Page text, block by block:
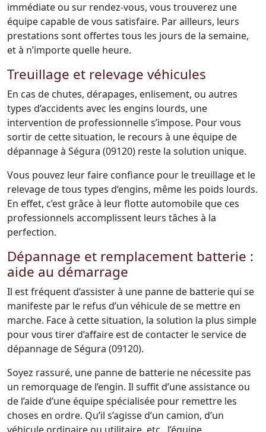
immédiate ou sur rendez-vous, vous trouverez une
équipe capable de vous satisfaire. Par ailleurs, leurs
prestations sont offertes tous les jours de la semaine,
et à n’importe quelle heure.
Treuillage et relevage véhicules
En cas de chutes, dérapages, enlisement, ou autres
types d’accidents avec les engins lourds, une
intervention de professionnelle s’impose. Pour vous
sortir de cette situation, le recours à une équipe de
dépannage à Ségura (09120) reste la solution unique.
Vous pouvez leur faire confiance pour le treuillage et le
relevage de tous types d’engins, même les poids lourds.
En effet, c’est grâce à leur flotte automobile que ces
professionnels accomplissent leurs tâches à la
perfection.
Dépannage et remplacement batterie :
aide au démarrage
Il est fréquent d’assister à une panne de batterie qui se
manifeste par le refus d’un véhicule de se mettre en
marche. Face à cette situation, la solution la plus simple
pour vous tirer d’affaire est de contacter le service de
dépannage de Ségura (09120).
Soyez rassuré, une panne de batterie ne nécessite pas
un remorquage de l’engin. Il suffit d’une assistance ou
de l’aide d’une équipe spécialisée pour remettre les
choses en ordre. Qu’il s’agisse d’un camion, d’un